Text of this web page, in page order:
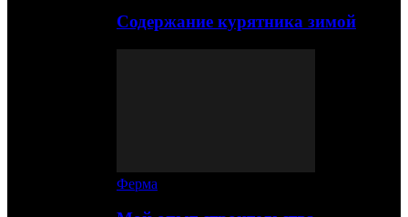
Содержание курятника зимой
Ферма